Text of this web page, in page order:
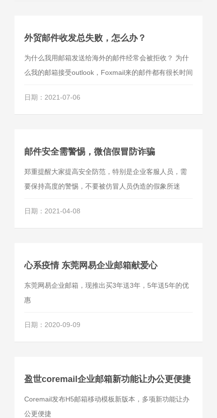
外贸邮件收发总失败，怎么办？
为什么我用邮箱发送给海外的邮件经常会被拒收？ 为什
么我的邮箱接受outlook，Foxmail来的邮件都有很长时间
单？
日期：2021-07-06
邮件安全需警惕，微信假冒防诈骗
郑重提醒大家提高安全防范，特别是企业客服人员，需
要保持高度的警惕，不要被仿冒人员伪造的假象所迷
险，建议不用随便添加好友，不要通过微信传递文件或
敏感信息。
日期：2021-04-08
心系疫情 东莞网易企业邮箱献爱心
东莞网易企业邮箱，现推出买3年送3年，5年送5年的优
惠
日期：2020-09-09
盈世coremail企业邮箱新功能让办公更便捷
Coremail发布H5邮箱移动模板新版本，多项新功能让办
公更便捷